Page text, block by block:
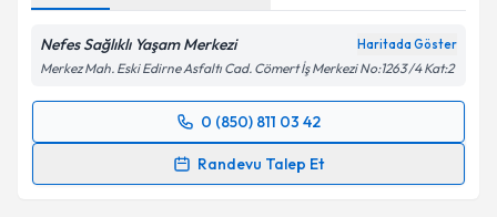
Nefes Sağlıklı Yaşam Merkezi Haritada Göster
Merkez Mah. Eski Edirne Asfaltı Cad. Cömert İş Merkezi No:1263 /4 Kat:2
0 (850) 811 03 42
Randevu Talep Et
Randevu Takvimi Talebi